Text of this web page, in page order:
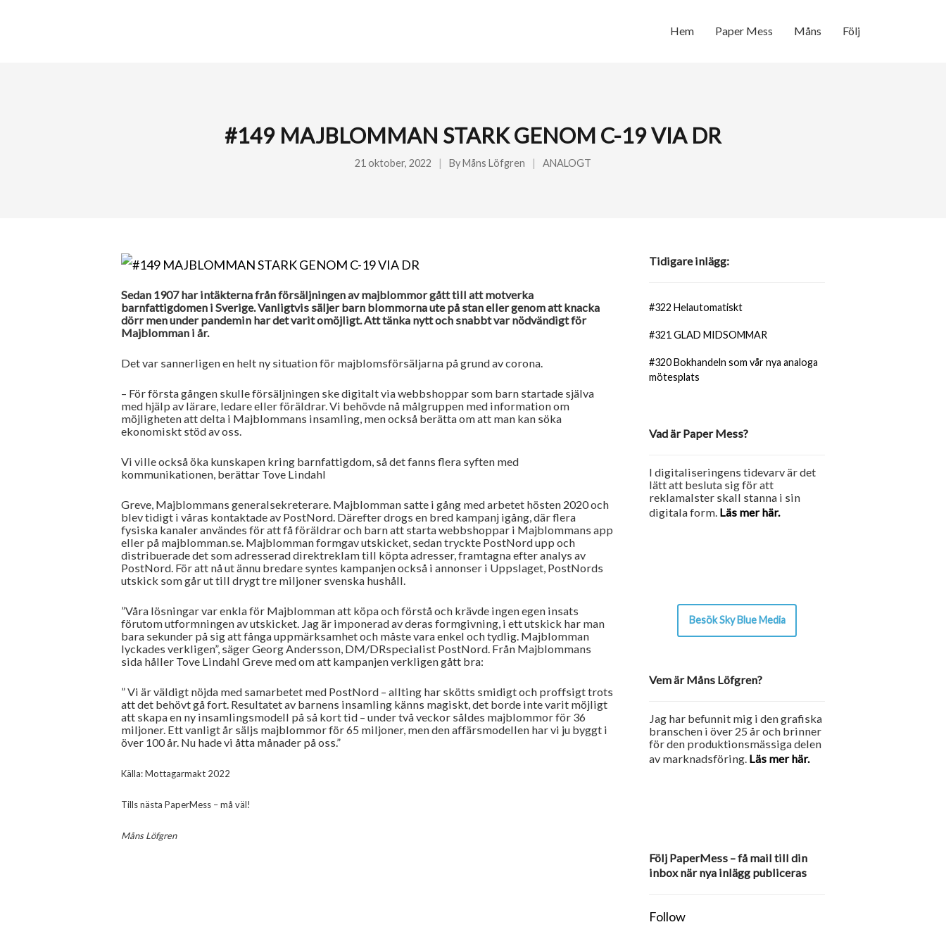
Hem Paper Mess Måns Följ
#149 MAJBLOMMAN STARK GENOM C-19 VIA DR
21 oktober, 2022 ByMåns Löfgren ANALOGT
Sedan 1907 har intäkterna från försäljningen av majblommor gått till att motverka
barnfattigdomen i Sverige. Vanligtvis säljer barn blommorna ute på stan eller genom att knacka
dörr men under pandemin har det varit omöjligt. Att tänka nytt och snabbt var nödvändigt för
Majblomman i år.
Det var sannerligen en helt ny situation för majblomsförsäljarna på grund av corona.
– För första gången skulle försäljningen ske digitalt via webbshoppar som barn startade själva
med hjälp av lärare, ledare eller föräldrar. Vi behövde nå målgruppen med information om
möjligheten att delta i Majblommans insamling, men också berätta om att man kan söka
ekonomiskt stöd av oss.
Vi ville också öka kunskapen kring barnfattigdom, så det fanns flera syften med
kommunikationen, berättar Tove Lindahl
Greve, Majblommans generalsekreterare. Majblomman satte i gång med arbetet hösten 2020 och
blev tidigt i våras kontaktade av PostNord. Därefter drogs en bred kampanj igång, där flera
fysiska kanaler användes för att få föräldrar och barn att starta webbshoppar i Majblommans app
eller på majblomman.se. Majblomman formgav utskicket, sedan tryckte PostNord upp och
distribuerade det som adresserad direktreklam till köpta adresser, framtagna efter analys av
PostNord. För att nå ut ännu bredare syntes kampanjen också i annonser i Uppslaget, PostNords
utskick som går ut till drygt tre miljoner svenska hushåll.
”Våra lösningar var enkla för Majblomman att köpa och förstå och krävde ingen egen insats
förutom utformningen av utskicket. Jag är imponerad av deras formgivning, i ett utskick har man
bara sekunder på sig att fånga uppmärksamhet och måste vara enkel och tydlig. Majblomman
lyckades verkligen”, säger Georg Andersson, DM/DRspecialist PostNord. Från Majblommans
sida håller Tove Lindahl Greve med om att kampanjen verkligen gått bra:
” Vi är väldigt nöjda med samarbetet med PostNord – allting har skötts smidigt och proffsigt trots
att det behövt gå fort. Resultatet av barnens insamling känns magiskt, det borde inte varit möjligt
att skapa en ny insamlingsmodell på så kort tid – under två veckor såldes majblommor för 36
miljoner. Ett vanligt år säljs majblommor för 65 miljoner, men den affärsmodellen har vi ju byggt i
över 100 år. Nu hade vi åtta månader på oss.”
Källa: Mottagarmakt 2022
Tills nästa PaperMess – må väl!
Måns Löfgren
Tidigare inlägg:
#322 Helautomatiskt
#321 GLAD MIDSOMMAR
#320 Bokhandeln som vår nya analoga
mötesplats
Vad är Paper Mess?
I digitaliseringens tidevarv är det
lätt att besluta sig för att
reklamalster skall stanna i sin
digitala form. Läs mer här.
Besök Sky Blue Media
Vem är Måns Löfgren?
Jag har befunnit mig i den grafiska
branschen i över 25 år och brinner
för den produktionsmässiga delen
av marknadsföring. Läs mer här.
Följ PaperMess – få mail till din
inbox när nya inlägg publiceras
Follow